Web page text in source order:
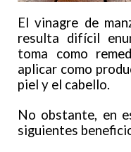
El vinagre de
resulta difícil
toma como
aplicar como
piel y el cabello.
No obstante, en
siguientes